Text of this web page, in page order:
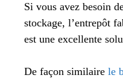
Si vous avez besoin
stockage, l’entrepôt
est une excellente
De façon similaire le